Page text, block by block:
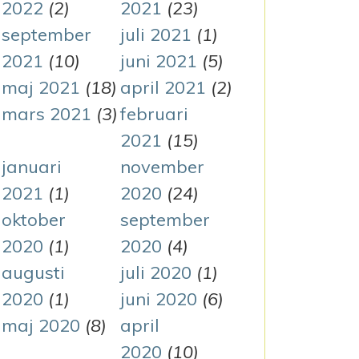
2022 (2)
2021 (23)
september
2021 (10)
juli 2021 (1)
juni 2021 (5)
maj 2021 (18) april 2021 (2)
mars 2021 (3)februari
2021 (15)
januari
2021 (1)
november
2020 (24)
oktober
2020 (1)
september
2020 (4)
augusti
2020 (1)
juli 2020 (1)
juni 2020 (6)
maj 2020 (8)
april
2020 (10)